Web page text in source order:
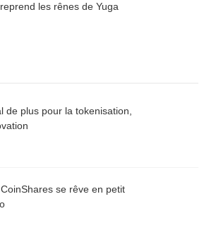
les rênes de Yuga
de plus pour la tokenisation,
se rêve en petit